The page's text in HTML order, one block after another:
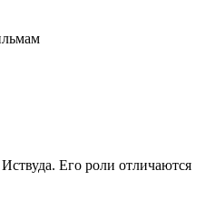
Его роли отличаются